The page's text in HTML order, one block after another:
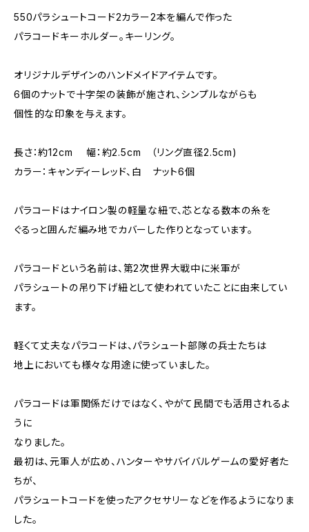
550パラシュートコード2カラー2本を編んで作った
パラコードキーホルダー。キーリング。
オリジナルデザインのハンドメイドアイテムです。
6個のナットで十字架の装飾が施され、シンプルながらも
個性的な印象を与えます。
長さ：約12cm 幅：約2.5cm （リング直径2.5cm)
カラー：キャンディーレッド、白 ナット6個
パラコードはナイロン製の軽量な紐で、芯となる数本の糸を
ぐるっと囲んだ編み地でカバーした作りとなっています。
パラコードという名前は、第2次世界大戦中に米軍が
パラシュートの吊り下げ紐として使われていたことに由来してい
ます。
軽くて丈夫なパラコードは、パラシュート部隊の兵士たちは
地上においても様々な用途に使っていました。
パラコードは軍関係だけではなく、やがて民間でも活用されるよ
うに
なりました。
最初は、元軍人が広め、ハンターやサバイバルゲームの愛好者た
ちが、
パラシュートコードを使ったアクセサリーなどを作るようになりま
した。